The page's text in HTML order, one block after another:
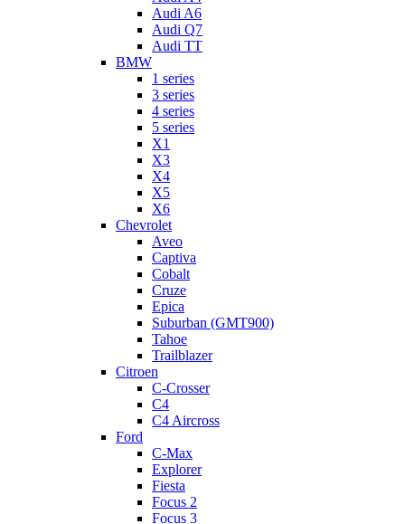
Audi A6
Audi Q7
Audi TT
BMW
1 series
3 series
4 series
5 series
X1
X3
X4
X5
X6
Chevrolet
Aveo
Captiva
Cobalt
Cruze
Epica
Suburban (GMT900)
Tahoe
Trailblazer
Citroen
C-Crosser
C4
C4 Aircross
Ford
C-Max
Explorer
Fiesta
Focus 2
Focus 3